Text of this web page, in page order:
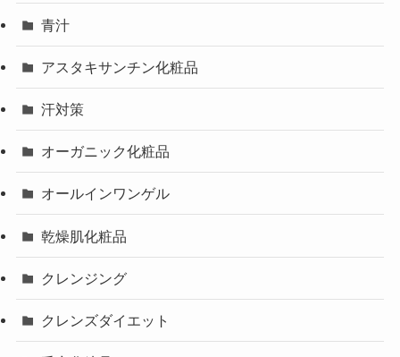
青汁
アスタキサンチン化粧品
汗対策
オーガニック化粧品
オールインワンゲル
乾燥肌化粧品
クレンジング
クレンズダイエット